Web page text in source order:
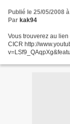
Publié le 25/05/2008
Par kak94
Vous trouverez au
CICR http://